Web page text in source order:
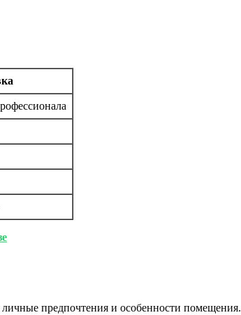
предпочтения и особенности помещения.